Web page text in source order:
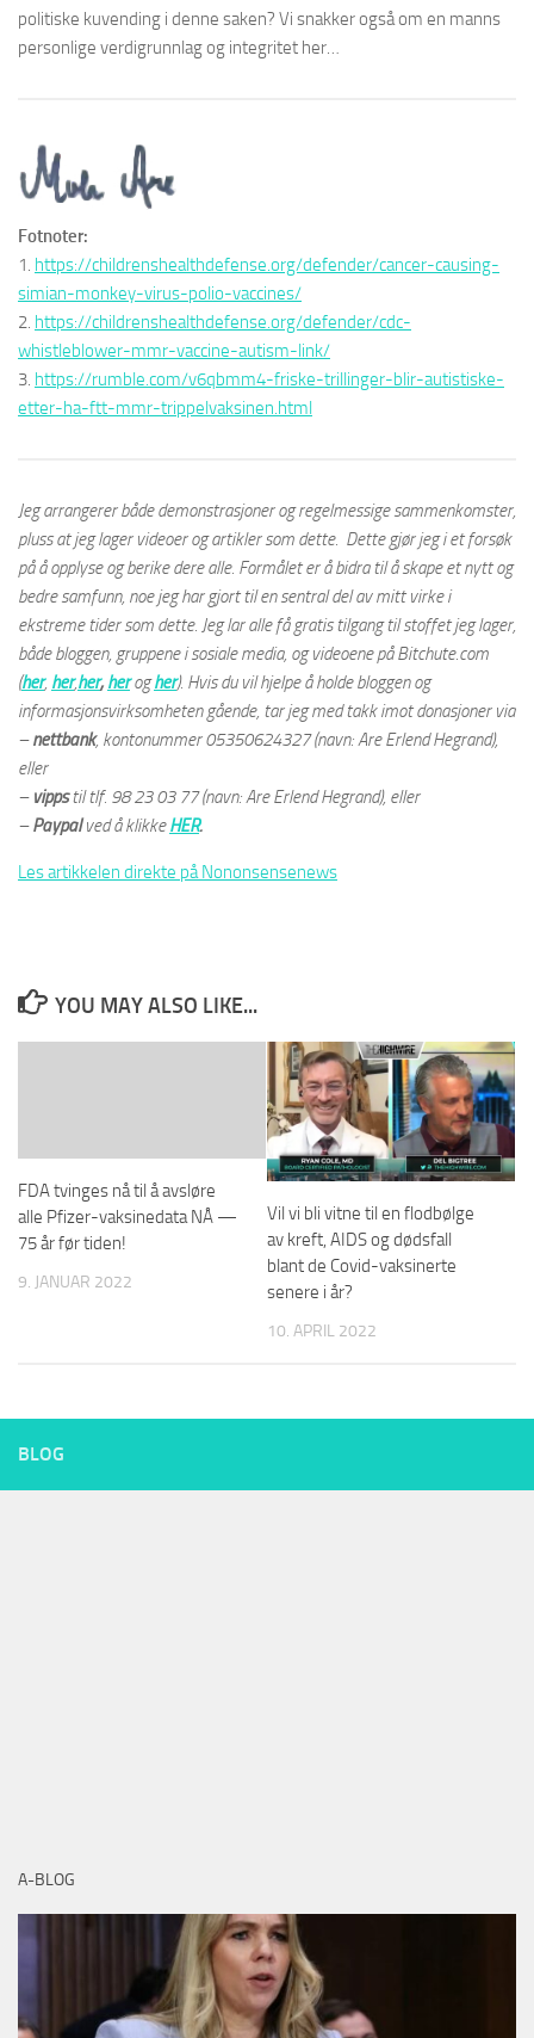
politiske kuvending i denne saken? Vi snakker også om en manns
personlige verdigrunnlag og integritet her…
Fotnoter:
1. https://childrenshealthdefense.org/defender/cancer-causing-
simian-monkey-virus-polio-vaccines/
2. https://childrenshealthdefense.org/defender/cdc-
whistleblower-mmr-vaccine-autism-link/
3. https://rumble.com/v6qbmm4-friske-trillinger-blir-autistiske-
etter-ha-ftt-mmr-trippelvaksinen.html
Jeg arrangerer både demonstrasjoner og regelmessige sammenkomster,
pluss at jeg lager videoer og artikler som dette. Dette gjør jeg i et forsøk
på å opplyse og berike dere alle. Formålet er å bidra til å skape et nytt og
bedre samfunn, noe jeg har gjort til en sentral del av mitt virke i
ekstreme tider som dette. Jeg lar alle få gratis tilgang til stoffet jeg lager,
både bloggen, gruppene i sosiale media, og videoene på Bitchute.com
(her, her,her, her ogher). Hvis du vil hjelpe å holde bloggen og
informasjonsvirksomheten gående, tar jeg med takk imot donasjoner via
–nettbank, kontonummer 05350624327 (navn: Are Erlend Hegrand),
eller
– vippstil tlf. 98 23 03 77(navn: Are Erlend Hegrand), eller
–Paypalved å klikkeHER.
Les artikkelen direkte på Nononsensenews
YOU MAY ALSO LIKE...
FDA tvinges nå til å avsløre
alle Pfizer-vaksinedata NÅ —
75 år før tiden!
9. JANUAR 2022
Vil vi bli vitne til en flodbølge
av kreft, AIDS og dødsfall
blant de Covid-vaksinerte
senere i år?
10. APRIL 2022
BLOG
A-BLOG